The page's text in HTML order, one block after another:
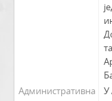
Административна
У